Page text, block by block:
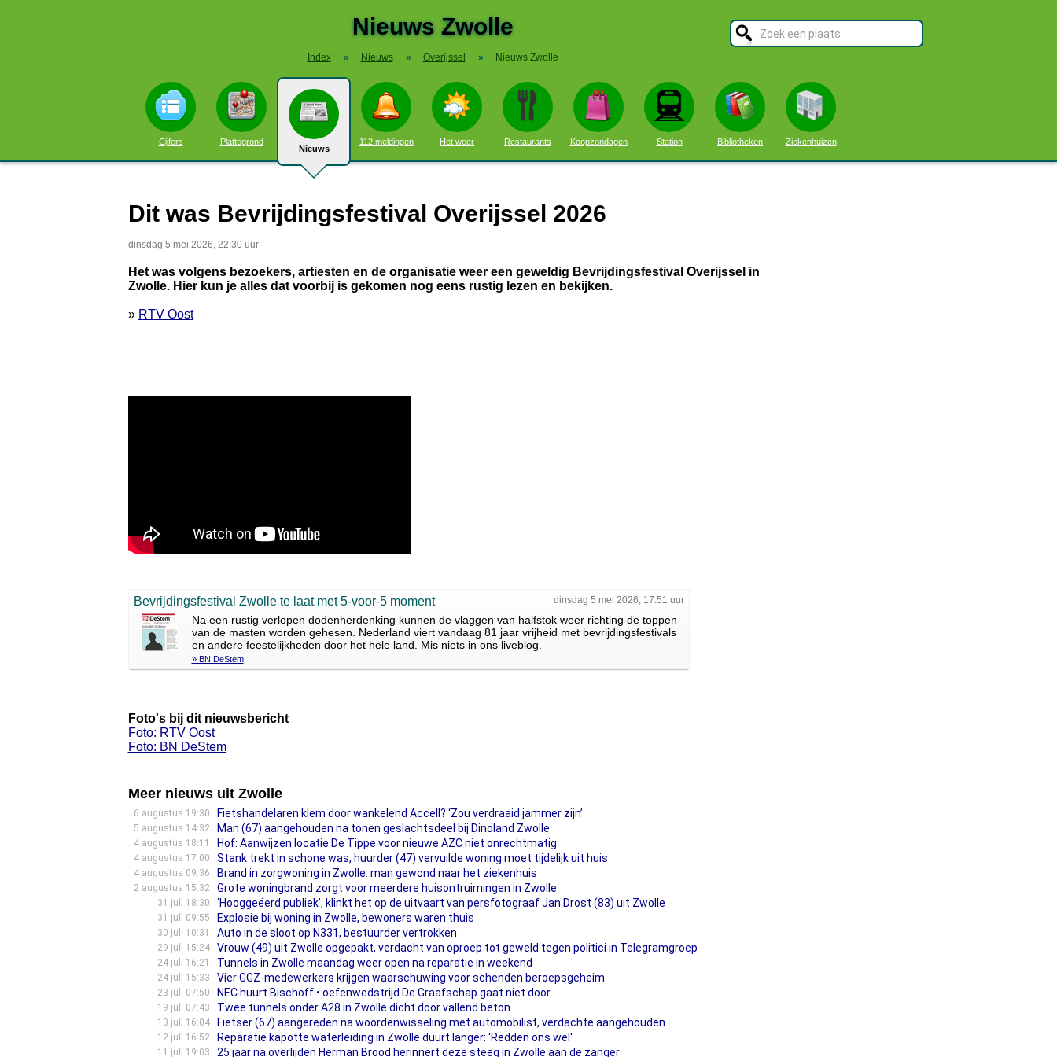
Nieuws Zwolle
Index » Nieuws » Overijssel » Nieuws Zwolle
Cijfers Plattegrond
Nieuws
112 meldingen Het weer Restaurants Koopzondagen Station Bibliotheken Ziekenhuizen
Dit was Bevrijdingsfestival Overijssel 2026
dinsdag 5 mei 2026, 22:30 uur
Het was volgens bezoekers, artiesten en de organisatie weer een geweldig Bevrijdingsfestival Overijssel in
Zwolle. Hier kun je alles dat voorbij is gekomen nog eens rustig lezen en bekijken.
» RTV Oost
dinsdag 5 mei 2026, 17:51 uur
Bevrijdingsfestival Zwolle te laat met 5-voor-5 moment
Na een rustig verlopen dodenherdenking kunnen de vlaggen van halfstok weer richting de toppen
van de masten worden gehesen. Nederland viert vandaag 81 jaar vrijheid met bevrijdingsfestivals
en andere feestelijkheden door het hele land. Mis niets in ons liveblog.
» BN DeStem
Foto's bij dit nieuwsbericht
Foto: RTV Oost
Foto: BN DeStem
Meer nieuws uit Zwolle
6 augustus 19:30 Fietshandelaren klem door wankelend Accell? ‘Zou verdraaid jammer zijn’
5 augustus 14:32 Man (67) aangehouden na tonen geslachtsdeel bij Dinoland Zwolle
4 augustus 18:11 Hof: Aanwijzen locatie De Tippe voor nieuwe AZC niet onrechtmatig
4 augustus 17:00 Stank trekt in schone was, huurder (47) vervuilde woning moet tijdelijk uit huis
4 augustus 09:36 Brand in zorgwoning in Zwolle: man gewond naar het ziekenhuis
2 augustus 15:32 Grote woningbrand zorgt voor meerdere huisontruimingen in Zwolle
31 juli 18:30 ‘Hooggeëerd publiek’, klinkt het op de uitvaart van persfotograaf Jan Drost (83) uit Zwolle
31 juli 09:55 Explosie bij woning in Zwolle, bewoners waren thuis
30 juli 10:31 Auto in de sloot op N331, bestuurder vertrokken
29 juli 15:24 Vrouw (49) uit Zwolle opgepakt, verdacht van oproep tot geweld tegen politici in Telegramgroep
24 juli 16:21 Tunnels in Zwolle maandag weer open na reparatie in weekend
24 juli 15:33 Vier GGZ-medewerkers krijgen waarschuwing voor schenden beroepsgeheim
23 juli 07:50 NEC huurt Bischoff • oefenwedstrijd De Graafschap gaat niet door
19 juli 07:43 Twee tunnels onder A28 in Zwolle dicht door vallend beton
13 juli 16:04 Fietser (67) aangereden na woordenwisseling met automobilist, verdachte aangehouden
12 juli 16:52 Reparatie kapotte waterleiding in Zwolle duurt langer: 'Redden ons wel'
11 juli 19:03 25 jaar na overlijden Herman Brood herinnert deze steeg in Zwolle aan de zanger